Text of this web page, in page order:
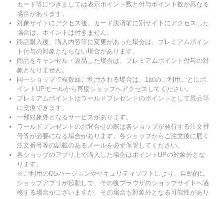
カード等につきましては表示ポイント数と付与ポイント数が異なる
場合があります。
対象サイトにアクセス後、カード決済前に別サイトにアクセスした
場合は、ポイントは付きません。
商品購入後、購入内容等に変更があった場合は、プレミアムポイン
ト付与の対象とならない場合があります。
商品をキャンセル・返品した場合は、プレミアムポイント付与の対
象となりません。
同一ショップで複数回ご利用される場合は、1回のご利用ごとにポ
イントUPモールから再度ショップへアクセスしてください。
プレミアムポイントはワールドプレゼントのポイントとして景品等
に交換できます。
一部対象外となるサービスがあります。
ワールドプレゼントのお問合せの際は各ショップが発行する注文番
号等が必要になる場合があります。各ショップからご注文後に届く
注文番号等の記載のあるメールを必ず保管してください。
各ショップのアプリ上で購入した場合はポイントUPの対象外とな
ります。
※ご利用のOSバージョンやセキュリティソフトにより、自動的に
ショップアプリが起動して、その後ブラウザのショップサイトへ遷
移する場合がございますが、その場合も対象外となる可能性があり